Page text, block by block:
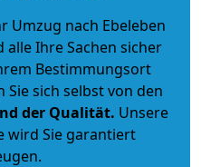
Umzug nach Ebeleben
Ihre Sachen sicher
Bestimmungsort
sich selbst von den
der Qualität. Unsere
wird Sie garantiert